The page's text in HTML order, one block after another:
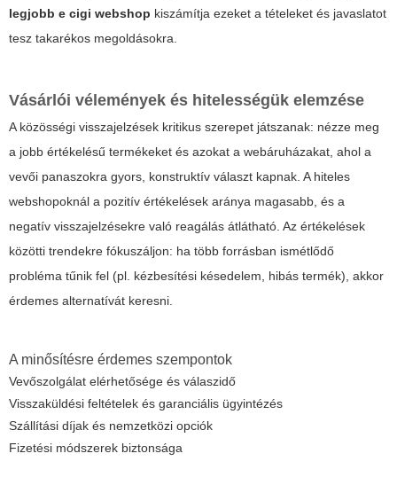
legjobb e cigi webshop kiszámítja ezeket a tételeket és javaslatot
tesz takarékos megoldásokra.
Vásárlói vélemények és hitelességük elemzése
A közösségi visszajelzések kritikus szerepet játszanak: nézze meg
a jobb értékelésű termékeket és azokat a webáruházakat, ahol a
vevői panaszokra gyors, konstruktív választ kapnak. A hiteles
webshopoknál a pozitív értékelések aránya magasabb, és a
negatív visszajelzésekre való reagálás átlátható. Az értékelések
közötti trendekre fókuszáljon: ha több forrásban ismétlődő
probléma tűnik fel (pl. kézbesítési késedelem, hibás termék), akkor
érdemes alternatívát keresni.
A minősítésre érdemes szempontok
Vevőszolgálat elérhetősége és válaszidő
Visszaküldési feltételek és garanciális ügyintézés
Szállítási díjak és nemzetközi opciók
Fizetési módszerek biztonsága